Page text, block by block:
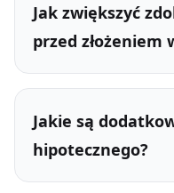
Jak zwiększyć
przed złożeniem
Jakie są
hipotecznego?